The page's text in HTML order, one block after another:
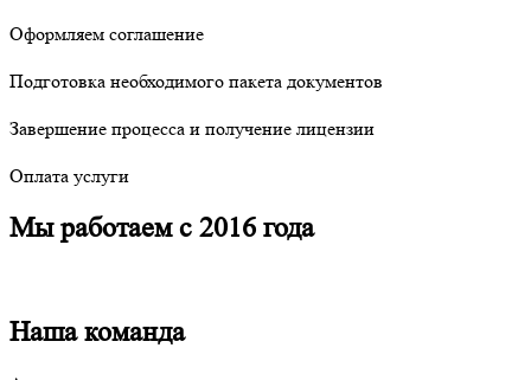
Оформляем соглашение
Подготовка необходимого пакета документов
Завершение процесса и получение лицензии
Оплата услуги
Мы работаем с 2016 года
Наша команда